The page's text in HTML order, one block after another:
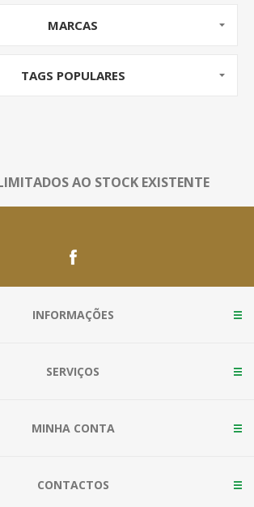
MARCAS
TAGS POPULARES
AO STOCK EXISTENTE
INFORMAÇÕES
SERVIÇOS
MINHA CONTA
CONTACTOS